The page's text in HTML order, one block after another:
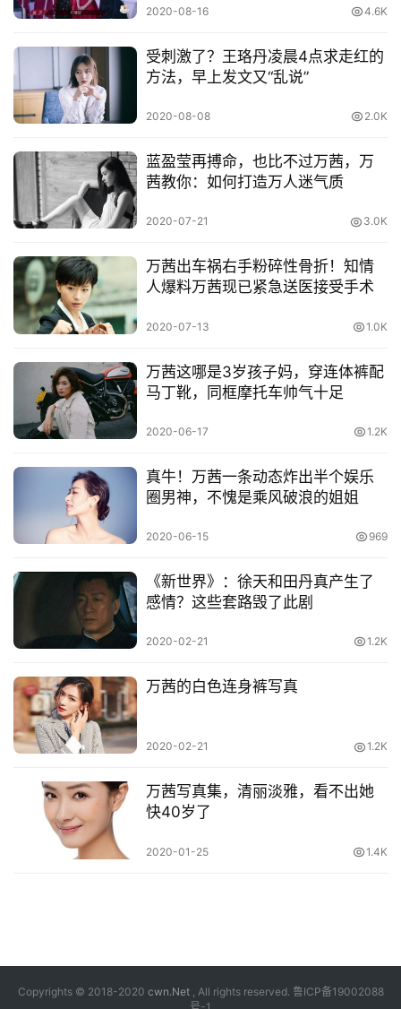
娱
视
时
尚
动
音
乐
汽
游
2020-08-16 4.6K
受刺激了？王珞丹凌晨4点求走红的
方法，早上发文又“乱说”
2020-08-08 2.0K
蓝盈莹再搏命，也比不过万茜，万
茜教你：如何打造万人迷气质
2020-07-21 3.0K
万茜出车祸右手粉碎性骨折！知情
人爆料万茜现已紧急送医接受手术
2020-07-13 1.0K
万茜这哪是3岁孩子妈，穿连体裤配
马丁靴，同框摩托车帅气十足
2020-06-17 1.2K
真牛！万茜一条动态炸出半个娱乐
圈男神，不愧是乘风破浪的姐姐
2020-06-15 969
《新世界》：徐天和田丹真产生了
感情？这些套路毁了此剧
2020-02-21 1.2K
万茜的白色连身裤写真
2020-02-21 1.2K
万茜写真集，清丽淡雅，看不出她
快40岁了
2020-01-25 1.4K
Copyrights © 2018-2020 cwn.Net , All rights reserved. 鲁ICP备19002088